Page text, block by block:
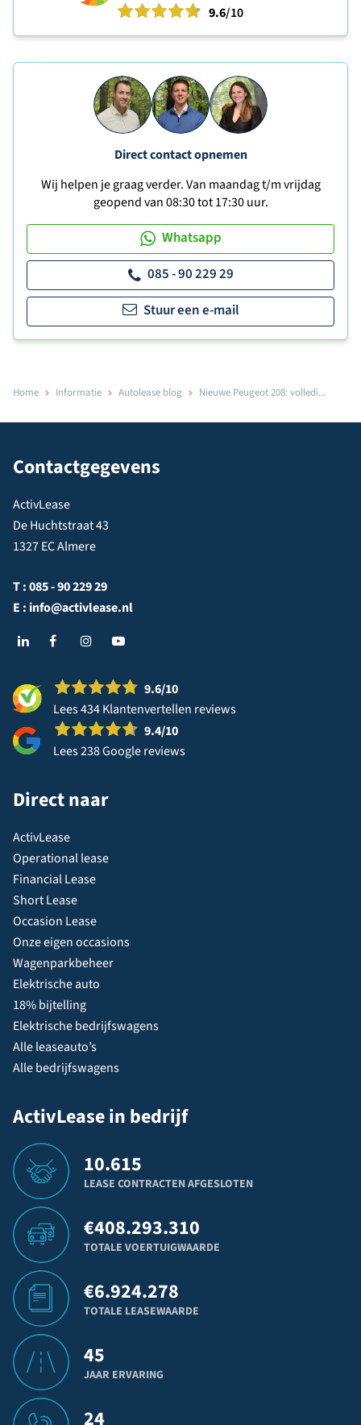
9.6/10
Direct contact opnemen
Wij helpen je graag verder. Van maandag t/m vrijdag
geopend van 08:30 tot 17:30 uur.
Whatsapp
085 - 90 229 29
Stuur een e-mail
Home Informatie Autolease blog Nieuwe Peugeot 208: volledi...
Contactgegevens
ActivLease
De Huchtstraat 43
1327 EC Almere
T :085 - 90 229 29
E : info@activlease.nl
9.6/10
Lees 434 Klantenvertellen reviews
9.4/10
Lees 238 Google reviews
Direct naar
ActivLease
Operational lease
Financial Lease
Short Lease
Occasion Lease
Onze eigen occasions
Wagenparkbeheer
Elektrische auto
18% bijtelling
Elektrische bedrijfswagens
Alle leaseauto’s
Alle bedrijfswagens
ActivLease in bedrijf
10.615
LEASE CONTRACTEN AFGESLOTEN
€408.293.310
TOTALE VOERTUIGWAARDE
€6.924.278
TOTALE LEASEWAARDE
45
JAAR ERVARING
24